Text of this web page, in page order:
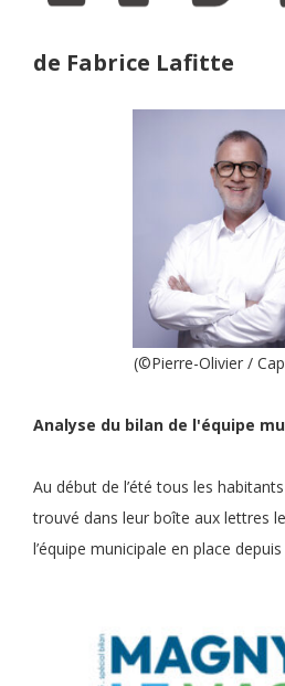
de Fabrice Lafitte
(©Pierre-Olivier /
Analyse du bilan de l'équipe
Au début de l’été tous les
trouvé dans leur boîte aux lettres
l’équipe municipale en place